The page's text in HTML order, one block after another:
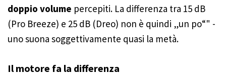
doppio volume percepiti. La differenza tra 15 dB
(Pro Breeze) e 25 dB (Dreo) non è quindi „un po“" -
uno suona soggettivamente quasi la metà.
Il motore fa la differenza